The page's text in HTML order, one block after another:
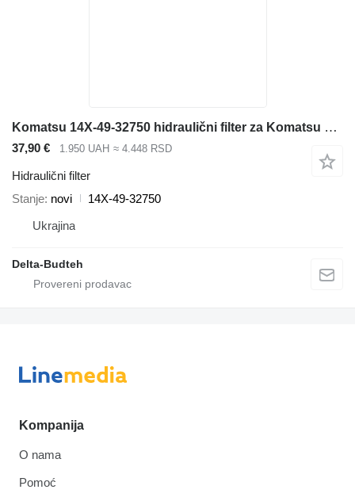
Komatsu 14X-49-32750 hidraulični filter za Komatsu D65EX-12, D65PX-12 buldožera
37,90 € 1.950 UAH ≈ 4.448 RSD
Hidraulični filter
Stanje novi
14X-49-32750
Ukrajina
Delta-Budteh
Kompanija
O nama
Pomoć